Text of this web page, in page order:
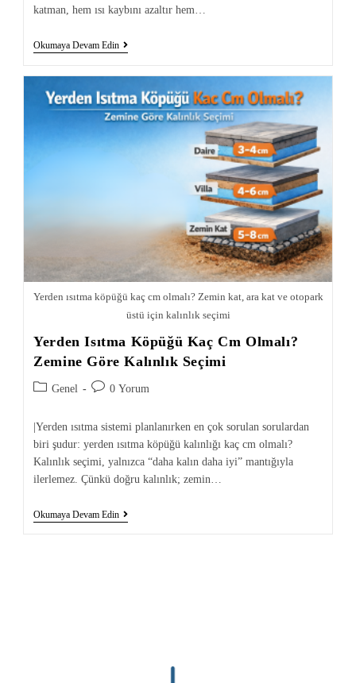
katman, hem ısı kaybını azaltır hem…
Okumaya Devam Edin
Yerden ısıtma köpüğü kaç cm olmalı? Zemin kat, ara kat ve otopark
üstü için kalınlık seçimi
Yerden Isıtma Köpüğü Kaç Cm Olmalı?
Zemine Göre Kalınlık Seçimi
Genel 0 Yorum
|Yerden ısıtma sistemi planlanırken en çok sorulan sorulardan
biri şudur: yerden ısıtma köpüğü kalınlığı kaç cm olmalı?
Kalınlık seçimi, yalnızca “daha kalın daha iyi” mantığıyla
ilerlemez. Çünkü doğru kalınlık; zemin…
Okumaya Devam Edin